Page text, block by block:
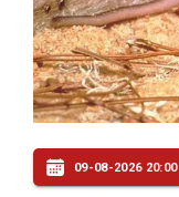
09-08-2026 20:00